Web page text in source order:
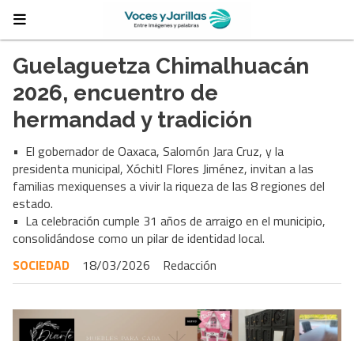
Guelaguetza Chimalhuacán
2026, encuentro de
hermandad y tradición
• El gobernador de Oaxaca, Salomón Jara Cruz, y la
presidenta municipal, Xóchitl Flores Jiménez, invitan a las
familias mexiquenses a vivir la riqueza de las 8 regiones del
estado.
• La celebración cumple 31 años de arraigo en el municipio,
consolidándose como un pilar de identidad local.
SOCIEDAD
18/03/2026 Redacción